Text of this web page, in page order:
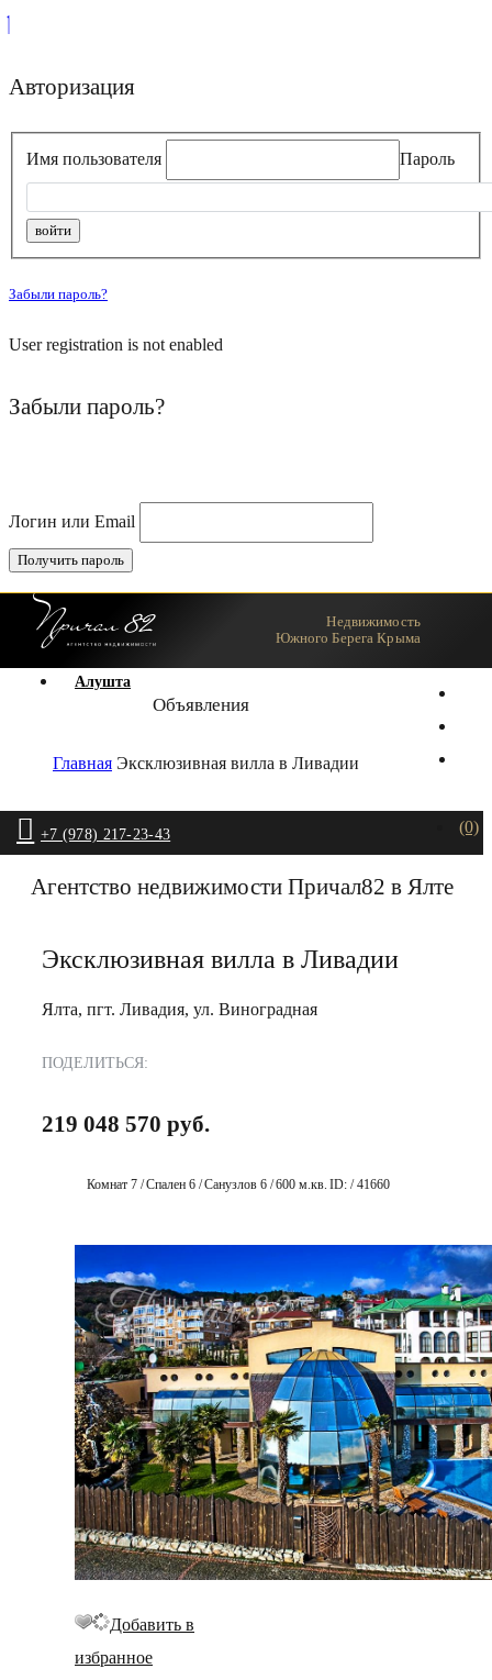
Авторизация
Имя пользователя Пароль
Забыли пароль?
User registration is not enabled
Забыли пароль?
Логин или Email
Ялта
Алушта
+7 (978) 217-23-43 (0)
Недвижимость
Южного Берега Крыма
Объявления
Главная Эксклюзивная вилла в Ливадии
Агентство недвижимости Причал82 в Ялте
Эксклюзивная вилла в Ливадии
Ялта, пгт. Ливадия, ул. Виноградная
ПОДЕЛИТЬСЯ:
219 048 570 руб.
Комнат 7 /Спален 6 /Санузлов 6 /600 м.кв. ID: / 41660
Добавить в
избранное